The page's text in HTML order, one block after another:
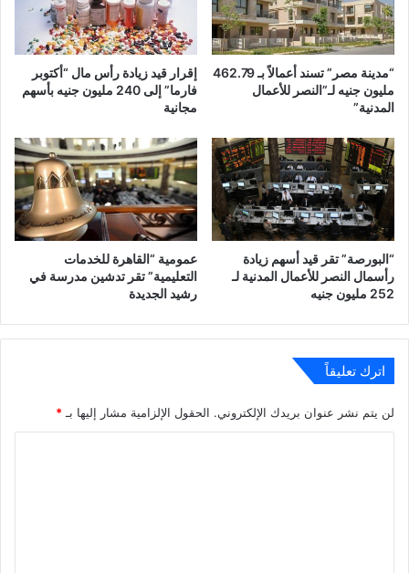
“مدينة مصر” تسند أعمالاً بـ 462.79
مليون جنيه لـ”النصر للأعمال
المدنية”
إقرار قيد زيادة رأس مال “أكتوبر
فارما” إلى 240 مليون جنيه بأسهم
مجانية
“البورصة” تقر قيد أسهم زيادة
رأسمال النصر للأعمال المدنية لـ
252 مليون جنيه
عمومية “القاهرة للخدمات
التعليمية” تقر تدشين مدرسة في
رشيد الجديدة
اترك تعليقاً
لن يتم نشر عنوان بريدك الإلكتروني. الحقول الإلزامية مشار إليها بـ*